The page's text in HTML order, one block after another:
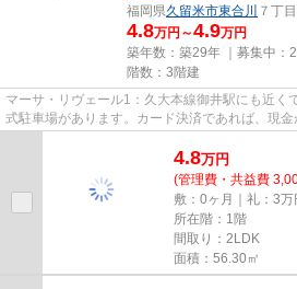
福岡県久留米市東合川 ７丁
4.8万円～4.9万円
築年数：築29年 ｜募集中：
階数：3階建
マーサ・リヴェール1：久大本線御井駅にも近く
式駐車場があります。カード決済であれば、現金
ます。こちらの物件はアパート...
4.8万円
(管理費・共益費
敷：0ヶ月｜礼：3万
所在階：1階
間取り：2LDK
面積：56.30㎡